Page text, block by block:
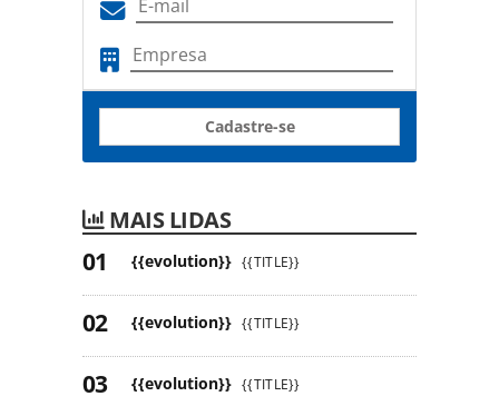
Cadastre-se
MAIS LIDAS
{{evolution}} {{TITLE}}
{{evolution}} {{TITLE}}
{{evolution}} {{TITLE}}